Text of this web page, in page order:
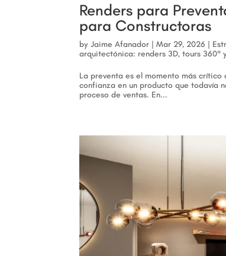
Renders para
para Constructoras
byJaime Afanador |Mar 29, 2026
arquitectónica: renders 3D, tours 360°
La preventa es el momento más
confianza en un producto que todavía
proceso de ventas. En...